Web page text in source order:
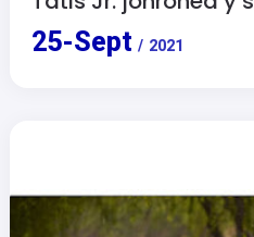
25-Sept / 2021